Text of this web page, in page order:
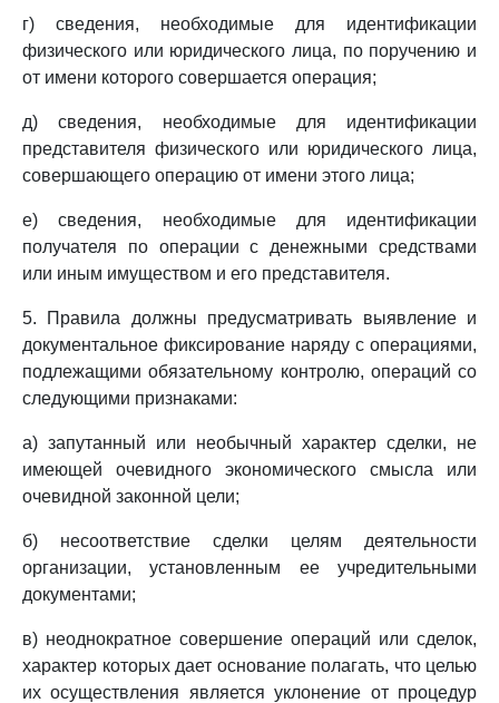
г) сведения, необходимые для идентификации
физического или юридического лица, по поручению и
от имени которого совершается операция;
д) сведения, необходимые для идентификации
представителя физического или юридического лица,
совершающего операцию от имени этого лица;
е) сведения, необходимые для идентификации
получателя по операции с денежными средствами
или иным имуществом и его представителя.
5. Правила должны предусматривать выявление и
документальное фиксирование наряду с операциями,
подлежащими обязательному контролю, операций со
следующими признаками:
а) запутанный или необычный характер сделки, не
имеющей очевидного экономического смысла или
очевидной законной цели;
б) несоответствие сделки целям деятельности
организации, установленным ее учредительными
документами;
в) неоднократное совершение операций или сделок,
характер которых дает основание полагать, что целью
их осуществления является уклонение от процедур